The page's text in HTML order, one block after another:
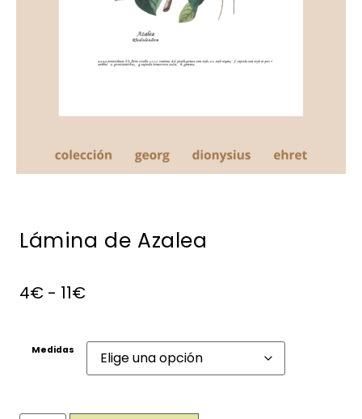
Lámina de Azalea
4€ - 11€
Medidas